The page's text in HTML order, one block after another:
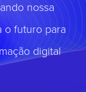
nossa
o futuro para
digital